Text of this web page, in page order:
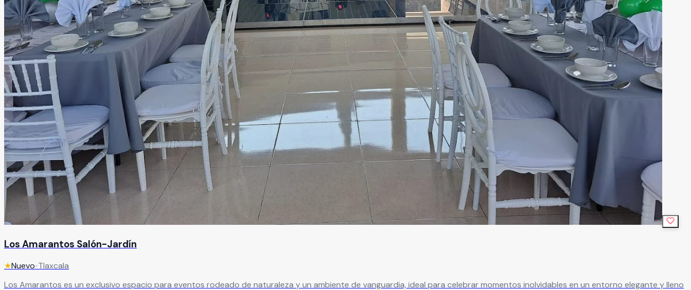
Los Amarantos Salón-Jardín
★Nuevo•Tlaxcala
Los Amarantos es un exclusivo espacio para eventos rodeado de naturaleza y un ambiente de vanguardia, ideal para celebrar momentos inolvidables en un entorno elegante y lleno